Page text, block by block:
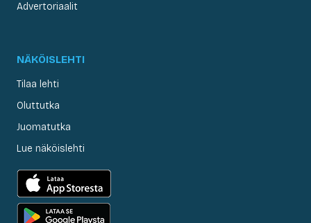
Advertoriaalit
NÄKÖISLEHTI
Tilaa lehti
Oluttutka
Juomatutka
Lue näköislehti